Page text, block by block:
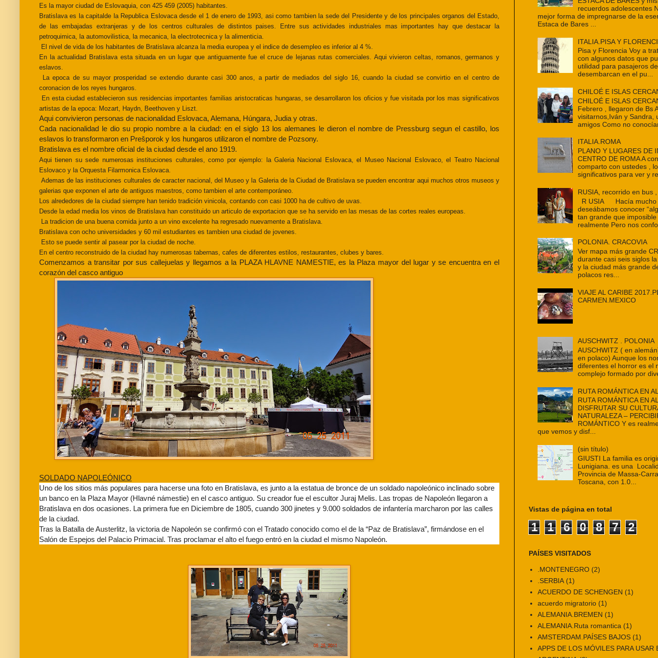
Es la mayor ciudad de Eslovaquia, con 425 459 (2005) habitantes.
Bratislava es la capitalde la Republica Eslovaca desde el 1 de enero de 1993, asi como tambien la sededel Presidente y de los principales organos del Estado,
de las embajadas extranjeras y de los centros culturales de distintos paises. Entre sus actividades industriales masimportantes hay que destacar la
petroquimica, la automovilistica, la mecanica, la electrotecnica y la alimenticia.
El nivel de vida de los habitantes de Bratislava alcanza la media europea y el indice de desempleo es inferior al 4 %.
En la actualidad Bratislava esta situada en un lugar que antiguamente fue el crucede lejanas rutas comerciales. Aqui vivieron celtas, romanos, germanos y
eslavos.
La epoca de su mayor prosperidad se extendio durante casi 300 anos, a partir de mediados del siglo 16, cuando la ciudad se convirtio en el centro de
coronacion de los reyes hungaros.
En esta ciudad establecieron sus residencias importantesfamilias aristocraticas hungaras, se desarrollaron los oficios y fue visitada por losmas significativos
artistas de la epoca: Mozart, Haydn, Beethoven y Liszt.
Aqui convivieron personas de nacionalidad Eslovaca, Alemana, Húngara, Judia y otras.
Cada nacionalidad le dio su propio nombre a la ciudad: en el siglo 13 los alemanes le dieron el nombre de Pressburg segun el castillo, los
eslavos lo transformaron en Prešporok y los hungaros utilizaron el nombre de Pozsony.
Bratislava es el nombre oficial de la ciudad desde el ano 1919.
Aqui tienen su sede numerosas instituciones culturales, como por ejemplo: la Galeria Nacional Eslovaca, el Museo Nacional Eslovaco, el Teatro Nacional
Eslovaco y la Orquesta Filarmonica Eslovaca.
Ademas de las instituciones culturales de caracter nacional, del Museo y la Galeria de la Ciudad de Bratislava se pueden encontrar aqui muchos otros museos y
galerias que exponen el arte de antiguos maestros, como tambien el arte contemporáneo.
Los alrededores de la ciudad siempre han tenido tradición vinicola, contando con casi 1000 ha de cultivo de uvas.
Desde la edad media los vinos de Bratislava han constituido un articulo de exportacion que se ha servido en las mesas de las cortes reales europeas.
La tradicion de una buena comida junto a un vino excelente ha regresado nuevamente a Bratislava.
Bratislava con ocho universidades y 60 mil estudiantes es tambien una ciudad de jovenes.
Esto se puede sentir al pasear por la ciudad de noche.
En el centro reconstruido de la ciudad hay numerosas tabernas, cafes de diferentes estilos, restaurantes, clubes y bares.
Comenzamos a transitar por sus callejuelas y llegamos a la PLAZA HLAVNE NAMESTIE, es la Plaza mayor del lugar y se encuentra en el
corazón del casco antiguo
SOLDADO NAPOLEÓNICO
Uno de los sitios más populares para hacerse una foto en Bratislava, es junto a la estatua de bronce de un soldado napoleónico inclinado sobre
un banco en la Plaza Mayor (Hlavné námestie) en el casco antiguo. Su creador fue el escultor Juraj Melis. Las tropas de Napoleón llegaron a
Bratislava en dos ocasiones. La primera fue en Diciembre de 1805, cuando 300 jinetes y 9.000 soldados de infantería marcharon por las calles
de la ciudad.
Tras la Batalla de Austerlitz, la victoria de Napoleón se confirmó con el Tratado conocido como el de la “Paz de Bratislava”, firmándose en el
Salón de Espejos del Palacio Primacial. Tras proclamar el alto el fuego entró en la ciudad el mismo Napoleón.
recuerdos adolescentes
mejor forma de impregnarse de la
Estaca de Bares ...
ITALIA.PISA Y
Pisa y Florencia Voy a
con algunos datos que
utilidad para pasajeros
desembarcan en el pu...
CHILOÉ E ISLAS
CHILOÉ E ISLAS
Febrero , llegaron de Bs
visitarnos,Iván y Sandra,
amigos Como no
ITALIA.ROMA
PLANO Y LUGARES DE
CENTRO DE ROMA A
comparto con ustedes ,
significativos para ver y
RUSIA, recorrido en bus
R USIA Hacía mucho
deseábamos conocer
tan grande que
realmente Pero nos
POLONIA. CRACOVIA
Ver mapa más grande
durante casi seis siglos
y la ciudad más grande
polacos res...
VIAJE AL CARIBE
CARMEN.MEXICO
AUSCHWITZ . POLONIA
AUSCHWITZ ( en
en polaco) Aunque los
diferentes el horror es el
complejo formado por
RUTA ROMÁNTICA EN
RUTA ROMÁNTICA EN
DISFRUTAR SU
NATURALEZA –
ROMÁNTICO Y es
que vemos y disf...
(sin título)
GIUSTI La familia es
Lunigiana. es una
Provincia de Massa-
Toscana, con 1.0...
Vistas de página en total
1 1 6 0 8 7 2
PAÍSES VISITADOS
.MONTENEGRO (2)
.SERBIA (1)
ACUERDO DE SCHENGEN (1)
acuerdo migratorio (1)
ALEMANIA.BREMEN (1)
ALEMANIA.Ruta romantica (1)
AMSTERDAM.PAÍSES BAJOS (1)
APPS DE LOS MÓVILES PARA USAR